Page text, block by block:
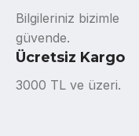
Bilgileriniz bizimle
güvende.
Ücretsiz Kargo
3000 TL ve üzeri.